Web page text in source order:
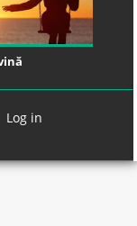
Log in